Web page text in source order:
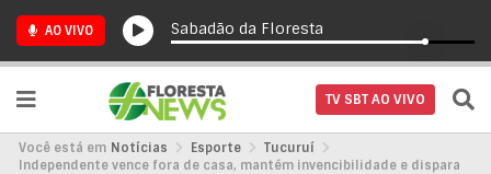
AO VIVO Sabadão da Floresta
TV SBT AO VIVO
Você está em Notícias Esporte
Tucuruí
Independente vence fora de casa, mantém invencibilidade e dispara